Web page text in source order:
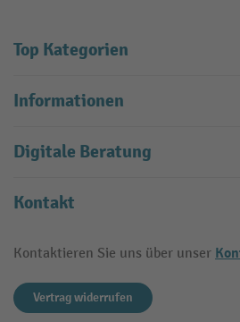
Top Kategorien
Informationen
Digitale Beratung
Kontakt
Kontaktieren Sie uns über unser
Vertrag widerrufen